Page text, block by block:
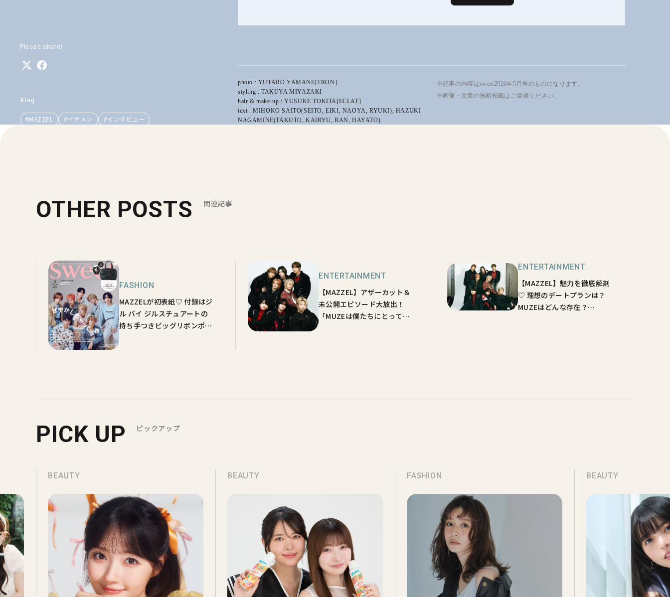
Please share!
#Tag
#MAZZEL #イケメン #インタビュー
photo : YUTARO YAMANE[TRON]
styling : TAKUYA MIYAZAKI
hair & make-up : YUSUKE TOKITA[ECLAT]
text : MIHOKO SAITO(SEITO, EIKI, NAOYA, RYUKI), HAZUKI
NAGAMINE(TAKUTO, KAIRYU, RAN, HAYATO)
※記事の内容はsweet2026年5月号のものになります。
※画像・文章の無断転載はご遠慮ください。
OTHER POSTS 関連記事
FASHION
MAZZELが初表紙♡ 付録はジ
ル バイ ジルスチュアートの
持ち手つきビッグリボンポー
ENTERTAINMENT
【MAZZEL】アザーカット＆
未公開エピソード大放出！
「MUZEは僕たちにとっての
ENTERTAINMENT
【MAZZEL】魅力を徹底解剖
♡ 理想のデートプランは？
MUZEはどんな存在？
PICK UP ピックアップ
BEAUTY BEAUTY FASHION BEAUTY